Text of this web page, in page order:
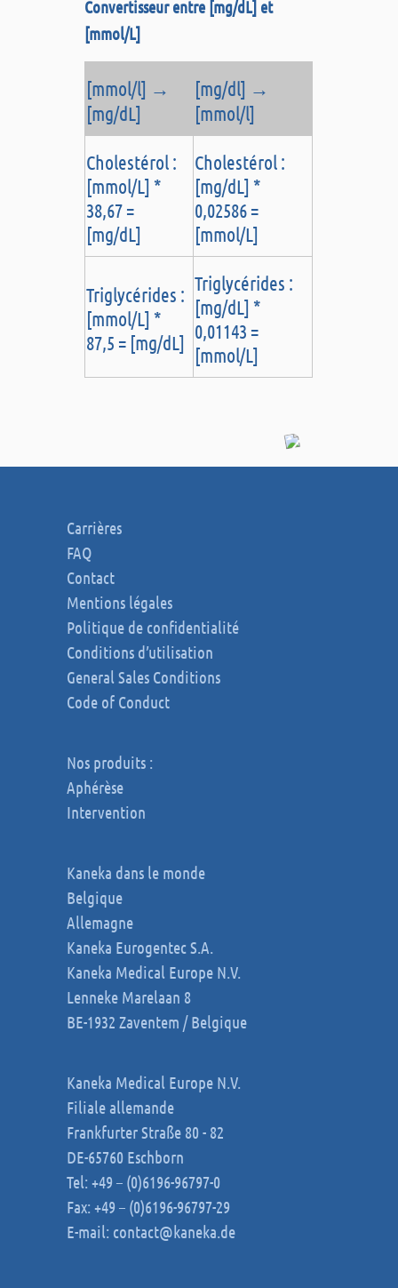
Convertisseur entre [mg/dL] et
[mmol/L]
[mmol/l] →
[mg/dL]
[mg/dl] →
[mmol/l]
Cholestérol :
[mmol/L] *
38,67 =
[mg/dL]
Cholestérol :
[mg/dL] *
0,02586 =
[mmol/L]
Triglycérides :
[mmol/L] *
87,5 = [mg/dL]
Triglycérides :
[mg/dL] *
0,01143 =
[mmol/L]
Carrières
FAQ
Contact
Mentions légales
Politique de confidentialité
Conditions d’utilisation
General Sales Conditions
Code of Conduct
Nos produits :
Aphérèse
Intervention
Kaneka dans le monde
Belgique
Allemagne
Kaneka Eurogentec S.A.
Kaneka Medical Europe N.V.
Lenneke Marelaan 8
BE-1932 Zaventem / Belgique
Kaneka Medical Europe N.V.
Filiale allemande
Frankfurter Straße 80 - 82
DE-65760 Eschborn
Tel: +49 – (0)6196-96797-0
Fax: +49 – (0)6196-96797-29
E-mail: contact@kaneka.de